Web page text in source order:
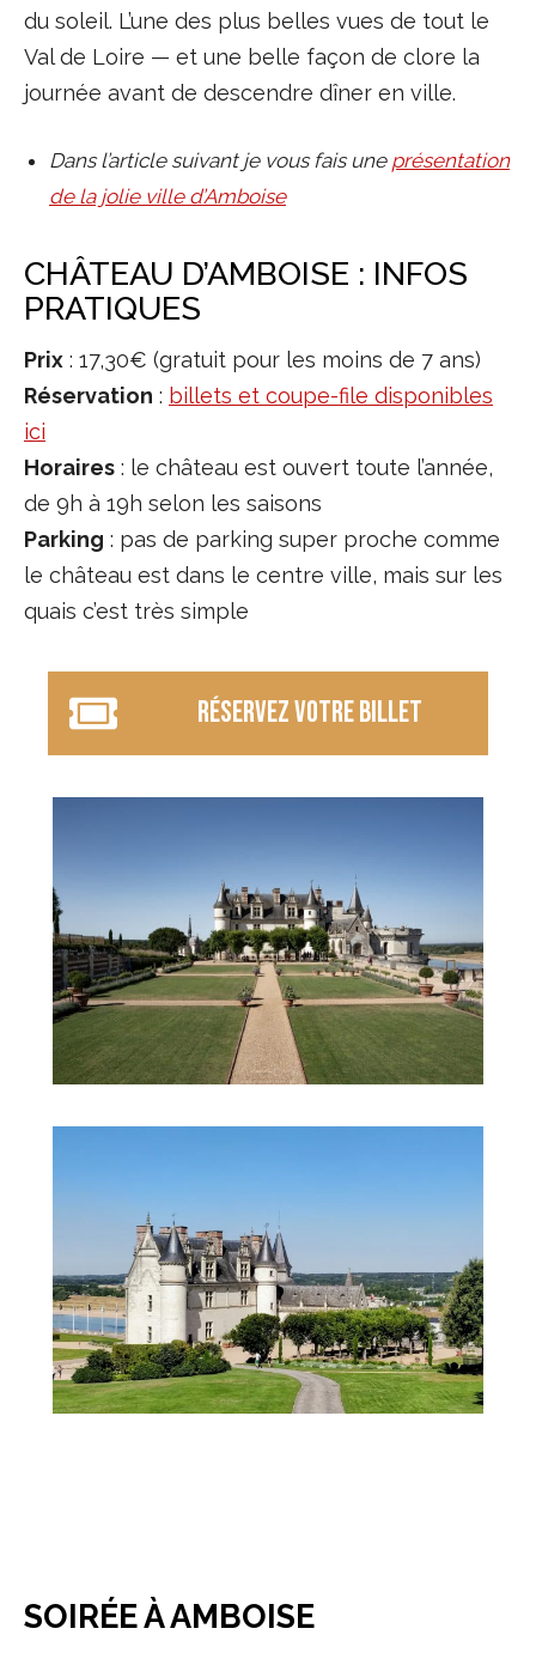
du soleil. L’une des plus belles vues de tout le
Val de Loire — et une belle façon de clore la
journée avant de descendre dîner en ville.
Dans l’article suivant je vous fais une présentation
de la jolie ville d’Amboise
CHÂTEAU D’AMBOISE : INFOS
PRATIQUES
Prix : 17,30€ (gratuit pour les moins de 7 ans)
Réservation : billets et coupe-file disponibles
ici
Horaires : le château est ouvert toute l’année,
de 9h à 19h selon les saisons
Parking : pas de parking super proche comme
le château est dans le centre ville, mais sur les
quais c’est très simple
réservez votre billet
SOIRÉE À AMBOISE